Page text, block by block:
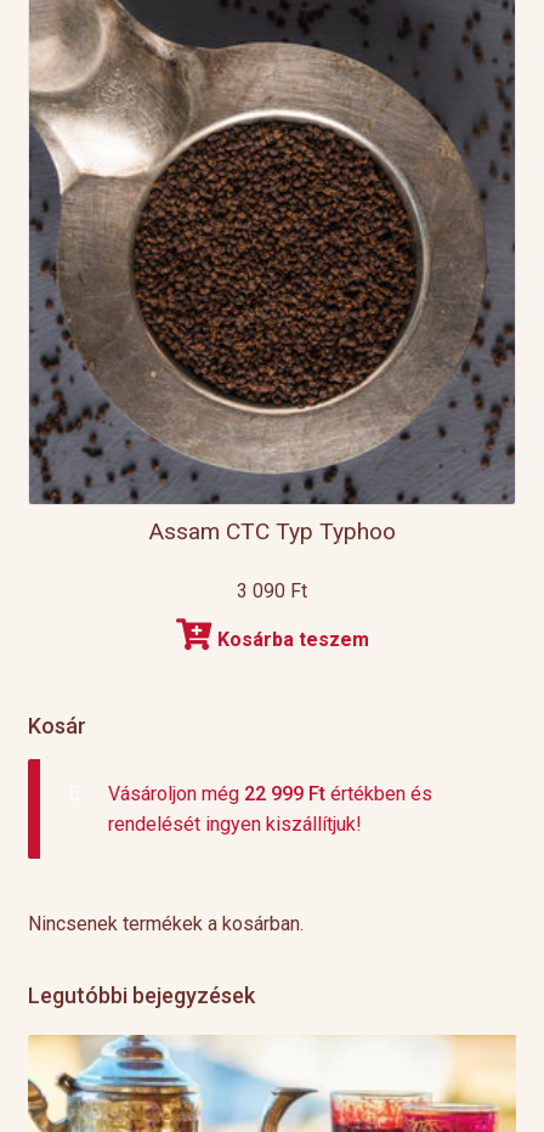
Assam CTC Typ Typhoo
3 090 Ft
Kosárba teszem
Kosár
Vásároljon még 22 999 Ftértékben és
rendelését ingyen kiszállítjuk!
Nincsenek termékek a kosárban.
Legutóbbi bejegyzések